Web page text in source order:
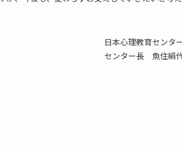
日本心理教育センタ
センター長 魚住絹